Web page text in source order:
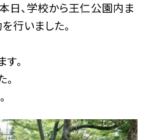
日、学校から王仁公園内ま
行いました。
。